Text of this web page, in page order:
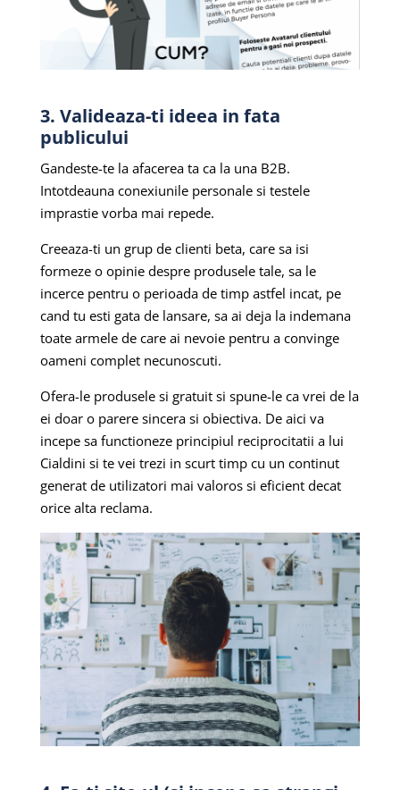
3. Valideaza-ti ideea in fata
publicului
Gandeste-te la afacerea ta ca la una B2B.
Intotdeauna conexiunile personale si testele
imprastie vorba mai repede.
Creeaza-ti un grup de clienti beta, care sa isi
formeze o opinie despre produsele tale, sa le
incerce pentru o perioada de timp astfel incat, pe
cand tu esti gata de lansare, sa ai deja la indemana
toate armele de care ai nevoie pentru a convinge
oameni complet necunoscuti.
Ofera-le produsele si gratuit si spune-le ca vrei de la
ei doar o parere sincera si obiectiva. De aici va
incepe sa functioneze principiul reciprocitatii a lui
Cialdini si te vei trezi in scurt timp cu un continut
generat de utilizatori mai valoros si eficient decat
orice alta reclama.